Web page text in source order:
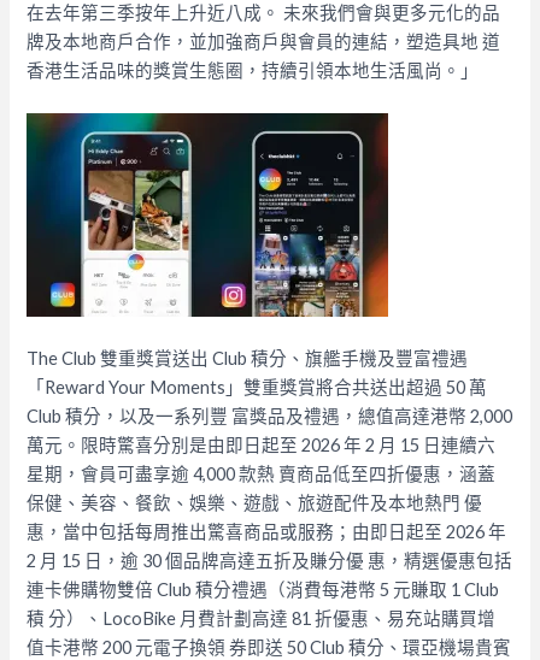
在去年第三季按年上升近八成。 未來我們會與更多元化的品
牌及本地商戶合作，並加強商戶與會員的連結，塑造具地 道
香港生活品味的獎賞生態圈，持續引領本地生活風尚。」
The Club 雙重獎賞送出 Club 積分、旗艦手機及豐富禮遇
「Reward Your Moments」雙重獎賞將合共送出超過 50 萬
Club 積分，以及一系列豐 富獎品及禮遇，總值高達港幣 2,000
萬元。限時驚喜分別是由即日起至 2026 年 2 月 15 日連續六
星期，會員可盡享逾 4,000 款熱 賣商品低至四折優惠，涵蓋
保健、美容、餐飲、娛樂、遊戲、旅遊配件及本地熱門 優
惠，當中包括每周推出驚喜商品或服務；由即日起至 2026 年
2 月 15 日，逾 30 個品牌高達五折及賺分優 惠，精選優惠包括
連卡佛購物雙倍 Club 積分禮遇（消費每港幣 5 元賺取 1 Club
積 分）、LocoBike 月費計劃高達 81 折優惠、易充站購買增
值卡港幣 200 元電子換領 券即送 50 Club 積分、環亞機場貴賓